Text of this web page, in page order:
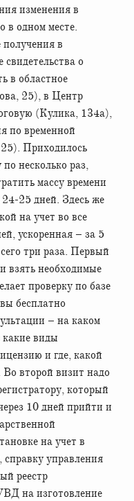
изменения в
в одном месте.
в
о
в областное
25), в Центр
(Кулика, 134а),
по временной
Приходилось
несколько раз,
массу времени
25 дней. Здесь же
на учет во все
ускоренная – за 5
три раза. Первый
взять необходимые
проверку по базе
бесплатно
– на каком
какие виды
и где, какой
второй визит надо
который
10 дней прийти и
на учет в
управления
реестр
на изготовление